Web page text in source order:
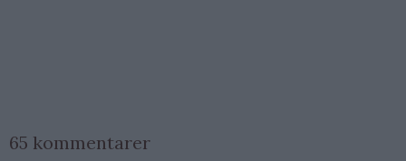
65 kommentarer